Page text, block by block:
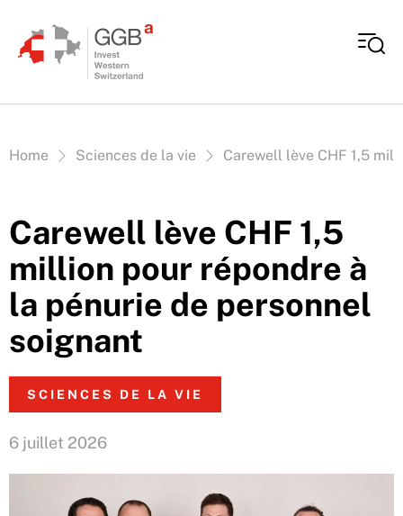
Vous êtes ici:
Home Sciences de la vie Carewell lève CHF 1,5
Carewell lève CHF 1,5
million pour répondre à
la pénurie de personnel
soignant
SCIENCES DE LA VIE
6 juillet 2026